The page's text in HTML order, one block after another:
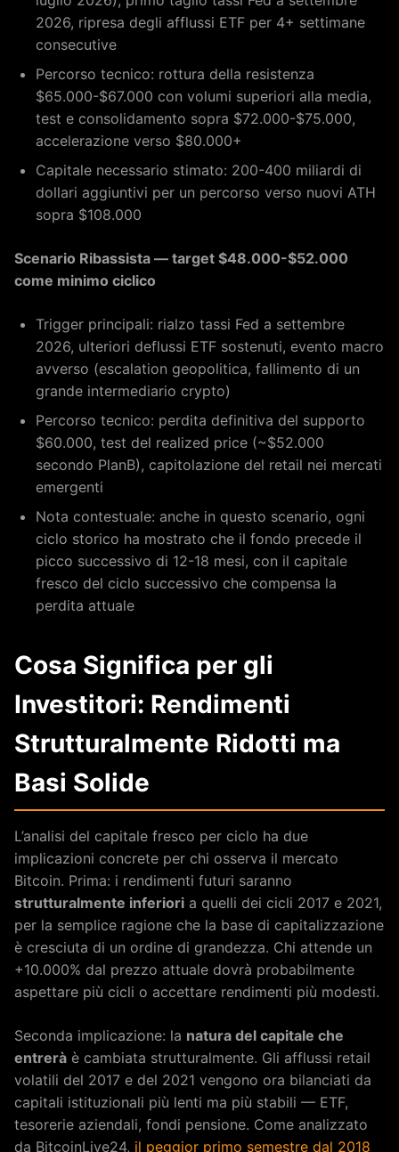
2026, ripresa degli afflussi ETF per 4+ settimane
consecutive
Percorso tecnico: rottura della resistenza
$65.000-$67.000 con volumi superiori alla media,
test e consolidamento sopra $72.000-$75.000,
accelerazione verso $80.000+
Capitale necessario stimato: 200-400 miliardi di
dollari aggiuntivi per un percorso verso nuovi ATH
sopra $108.000
Scenario Ribassista — target $48.000-$52.000
come minimo ciclico
Trigger principali: rialzo tassi Fed a settembre
2026, ulteriori deflussi ETF sostenuti, evento macro
avverso (escalation geopolitica, fallimento di un
grande intermediario crypto)
Percorso tecnico: perdita definitiva del supporto
$60.000, test del realized price (~$52.000
secondo PlanB), capitolazione del retail nei mercati
emergenti
Nota contestuale: anche in questo scenario, ogni
ciclo storico ha mostrato che il fondo precede il
picco successivo di 12-18 mesi, con il capitale
fresco del ciclo successivo che compensa la
perdita attuale
Cosa Significa per gli
Investitori: Rendimenti
Strutturalmente Ridotti ma
Basi Solide
L’analisi del capitale fresco per ciclo ha due
implicazioni concrete per chi osserva il mercato
Bitcoin. Prima: i rendimenti futuri saranno
strutturalmente inferiori a quelli dei cicli 2017 e 2021,
per la semplice ragione che la base di capitalizzazione
è cresciuta di un ordine di grandezza. Chi attende un
+10.000% dal prezzo attuale dovrà probabilmente
aspettare più cicli o accettare rendimenti più modesti.
Seconda implicazione: la natura del capitale che
entrerà è cambiata strutturalmente. Gli afflussi retail
volatili del 2017 e del 2021 vengono ora bilanciati da
capitali istituzionali più lenti ma più stabili — ETF,
tesorerie aziendali, fondi pensione. Come analizzato
da BitcoinLive24, il peggior primo semestre dal 2018